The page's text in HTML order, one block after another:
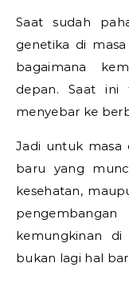
Saat sudah
genetika di
bagaimana
depan. Saat ini
menyebar ke
Jadi untuk masa
baru yang
kesehatan,
kemungkinan di
bukan lagi hal